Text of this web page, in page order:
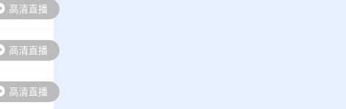
高清直播
高清直播
高清直播